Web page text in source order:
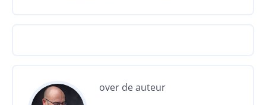
over de auteur